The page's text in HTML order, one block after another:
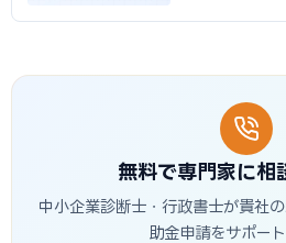
無料で専門家に相
中小企業診断士・行政書士が貴社
助金申請をサポート